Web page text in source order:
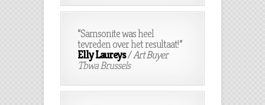
“Samsonite was heel
tevreden over het resultaat!”
Elly Laureys/Art Buyer
Tbwa Brussels